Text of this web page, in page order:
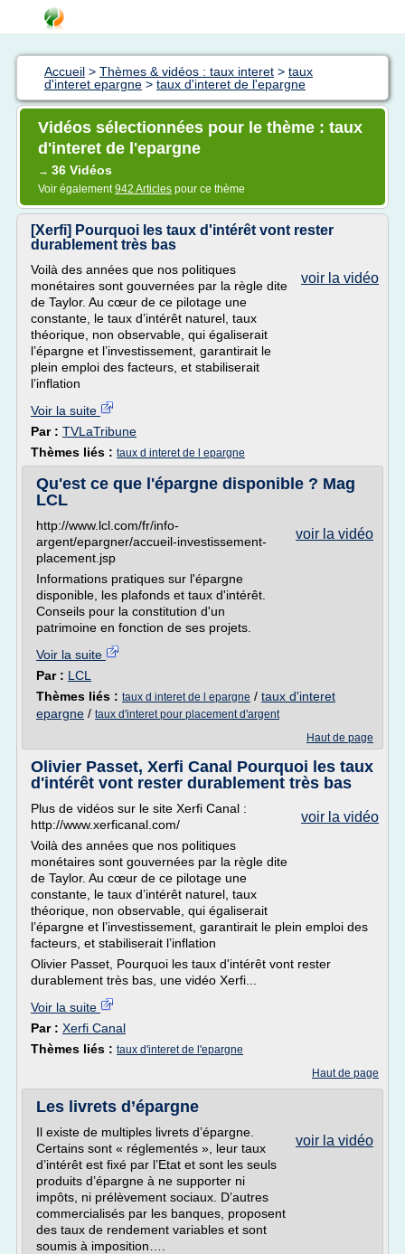
Accueil > Thèmes & vidéos : taux interet > taux
d'interet epargne > taux d'interet de l'epargne
Vidéos sélectionnées pour le thème : taux
d'interet de l'epargne
→ 36 Vidéos
Voir également942 Articles pour ce thème
[Xerfi] Pourquoi les taux d'intérêt vont rester
durablement très bas
voir la vidéo
Voilà des années que nos politiques
monétaires sont gouvernées par la règle dite
de Taylor. Au cœur de ce pilotage une
constante, le taux d’intérêt naturel, taux
théorique, non observable, qui égaliserait
l’épargne et l’investissement, garantirait le
plein emploi des facteurs, et stabiliserait
l’inflation
Voir la suite
Par : TVLaTribune
Thèmes liés : taux d interet de l epargne
Qu'est ce que l'épargne disponible ? Mag
LCL
voir la vidéo
http://www.lcl.com/fr/info-
argent/epargner/accueil-investissement-
placement.jsp
Informations pratiques sur l'épargne
disponible, les plafonds et taux d'intérêt.
Conseils pour la constitution d'un
patrimoine en fonction de ses projets.
Voir la suite
Par : LCL
Thèmes liés : taux d interet de l epargne / taux d'interet
epargne / taux d'interet pour placement d'argent
Haut de page
Olivier Passet, Xerfi Canal Pourquoi les taux
d'intérêt vont rester durablement très bas
voir la vidéo
Plus de vidéos sur le site Xerfi Canal :
http://www.xerficanal.com/
Voilà des années que nos politiques
monétaires sont gouvernées par la règle dite
de Taylor. Au cœur de ce pilotage une
constante, le taux d’intérêt naturel, taux
théorique, non observable, qui égaliserait
l’épargne et l’investissement, garantirait le plein emploi des
facteurs, et stabiliserait l’inflation
Olivier Passet, Pourquoi les taux d'intérêt vont rester
durablement très bas, une vidéo Xerfi...
Voir la suite
Par : Xerfi Canal
Thèmes liés : taux d'interet de l'epargne
Haut de page
Les livrets d’épargne
voir la vidéo
Il existe de multiples livrets d’épargne.
Certains sont « réglementés », leur taux
d’intérêt est fixé par l’Etat et sont les seuls
produits d’épargne à ne supporter ni
impôts, ni prélèvement sociaux. D’autres
commercialisés par les banques, proposent
des taux de rendement variables et sont
soumis à imposition….